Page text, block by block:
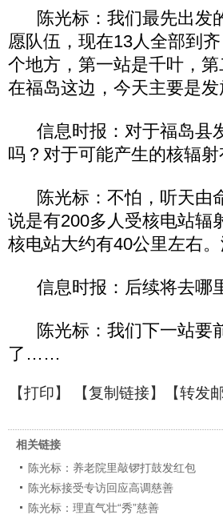
陈光标：我们最先出发
愿队伍，现在13人全部到
个地方，第一站是千叶，
在福岛这边，今天主要
信息时报：对于福岛县
吗？对于可能产生的核辐
陈光标：不怕，听天由
说是有200多人受核电站辐
核电站大约有40公里左右
信息时报：后续将去哪
陈光标：我们下一站要
了……
【打印】 【复制链接】【转发
相关链接
陈光标：养老院里敲锣打鼓发红包
陈光标接受专访回应高调慈善
陈光标：理直气壮“秀”慈善